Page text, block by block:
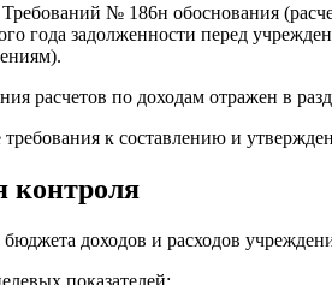
№ 186н обоснования
года задолженности перед
расчетов по доходам отражен в
к составлению и
контроля
бюджета доходов и расходов
показателей;